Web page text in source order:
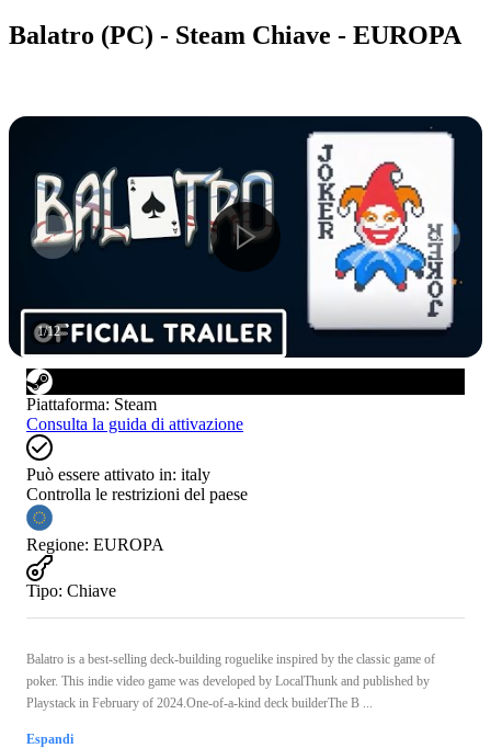
Balatro (PC) - Steam Chiave - EUROPA
1/12
Piattaforma: Steam
Consulta la guida di attivazione
Può essere attivato in: italy
Controlla le restrizioni del paese
Regione: EUROPA
Tipo: Chiave
Balatro is a best-selling deck-building roguelike inspired by the classic game of
poker. This indie video game was developed by LocalThunk and published by
Playstack in February of 2024.One-of-a-kind deck builderThe B ...
Espandi